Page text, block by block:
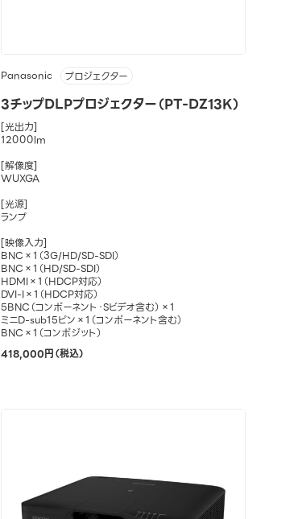
Panasonic プロジェクター
3チップDLPプロジェクター（PT-DZ13K）
[光出力]
12000lm
[解像度]
WUXGA
[光源]
ランプ
[映像入力]
BNC×1（3G/HD/SD-SDI）
BNC×1（HD/SD-SDI）
HDMI×1（HDCP対応）
DVI-I×1（HDCP対応）
5BNC（コンポーネント・Sビデオ含む）×1
ミニD-sub15ピン×1（コンポーネント含む）
BNC×1（コンポジット）
418,000円（税込）